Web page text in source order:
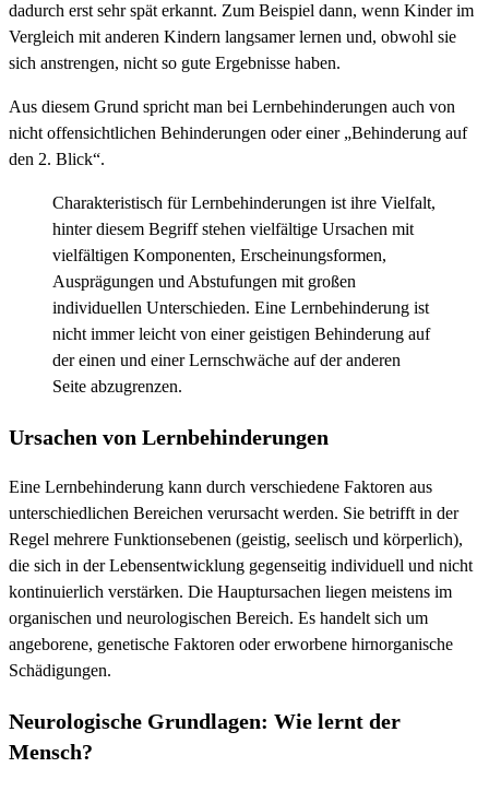
dadurch erst sehr spät erkannt. Zum Beispiel dann, wenn Kinder im
Vergleich mit anderen Kindern langsamer lernen und, obwohl sie
sich anstrengen, nicht so gute Ergebnisse haben.
Aus diesem Grund spricht man bei Lernbehinderungen auch von
nicht offensichtlichen Behinderungen oder einer „Behinderung auf
den 2. Blick“.
Charakteristisch für Lernbehinderungen ist ihre Vielfalt,
hinter diesem Begriff stehen vielfältige Ursachen mit
vielfältigen Komponenten, Erscheinungsformen,
Ausprägungen und Abstufungen mit großen
individuellen Unterschieden. Eine Lernbehinderung ist
nicht immer leicht von einer geistigen Behinderung auf
der einen und einer Lernschwäche auf der anderen
Seite abzugrenzen.
Ursachen von Lernbehinderungen
Eine Lernbehinderung kann durch verschiedene Faktoren aus
unterschiedlichen Bereichen verursacht werden. Sie betrifft in der
Regel mehrere Funktionsebenen (geistig, seelisch und körperlich),
die sich in der Lebensentwicklung gegenseitig individuell und nicht
kontinuierlich verstärken. Die Hauptursachen liegen meistens im
organischen und neurologischen Bereich. Es handelt sich um
angeborene, genetische Faktoren oder erworbene hirnorganische
Schädigungen.
Neurologische Grundlagen: Wie lernt der
Mensch?